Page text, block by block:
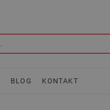
BLOG KONTAKT